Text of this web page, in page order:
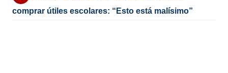
comprar útiles escolares: “Esto está malísimo”